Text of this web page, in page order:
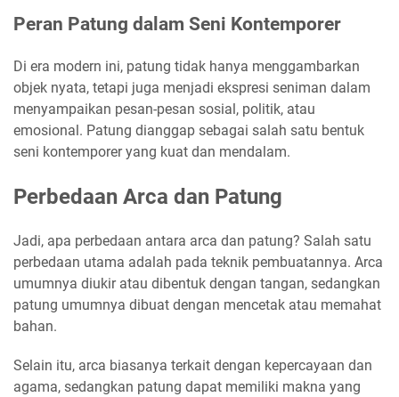
Peran Patung dalam Seni Kontemporer
Di era modern ini, patung tidak hanya menggambarkan
objek nyata, tetapi juga menjadi ekspresi seniman dalam
menyampaikan pesan-pesan sosial, politik, atau
emosional. Patung dianggap sebagai salah satu bentuk
seni kontemporer yang kuat dan mendalam.
Perbedaan Arca dan Patung
Jadi, apa perbedaan antara arca dan patung? Salah satu
perbedaan utama adalah pada teknik pembuatannya. Arca
umumnya diukir atau dibentuk dengan tangan, sedangkan
patung umumnya dibuat dengan mencetak atau memahat
bahan.
Selain itu, arca biasanya terkait dengan kepercayaan dan
agama, sedangkan patung dapat memiliki makna yang